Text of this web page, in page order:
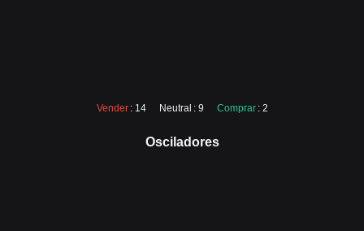
Vender : 14 Neutral : 9 Comprar : 2
Osciladores